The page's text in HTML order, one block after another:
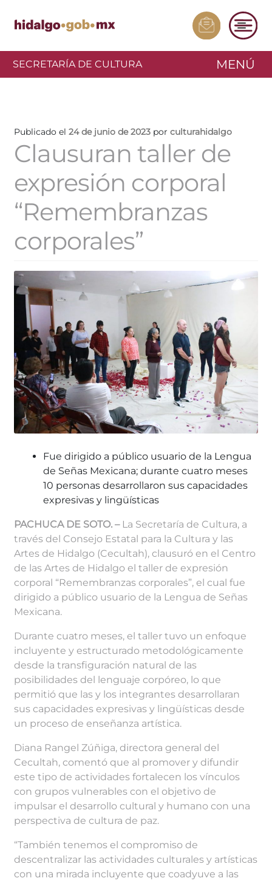
SECRETARÍA DE CULTURA MENÚ
Publicado el 24 de junio de 2023 por culturahidalgo
Clausuran taller de
expresión corporal
“Remembranzas
corporales”
Fue dirigido a público usuario de la Lengua
de Señas Mexicana; durante cuatro meses
10 personas desarrollaron sus capacidades
expresivas y lingüísticas
PACHUCA DE SOTO. – La Secretaría de Cultura, a
través del Consejo Estatal para la Cultura y las
Artes de Hidalgo (Cecultah), clausuró en el Centro
de las Artes de Hidalgo el taller de expresión
corporal “Remembranzas corporales”, el cual fue
dirigido a público usuario de la Lengua de Señas
Mexicana.
Durante cuatro meses, el taller tuvo un enfoque
incluyente y estructurado metodológicamente
desde la transfiguración natural de las
posibilidades del lenguaje corpóreo, lo que
permitió que las y los integrantes desarrollaran
sus capacidades expresivas y lingüísticas desde
un proceso de enseñanza artística.
Diana Rangel Zúñiga, directora general del
Cecultah, comentó que al promover y difundir
este tipo de actividades fortalecen los vínculos
con grupos vulnerables con el objetivo de
impulsar el desarrollo cultural y humano con una
perspectiva de cultura de paz.
“También tenemos el compromiso de
descentralizar las actividades culturales y artísticas
con una mirada incluyente que coadyuve a las